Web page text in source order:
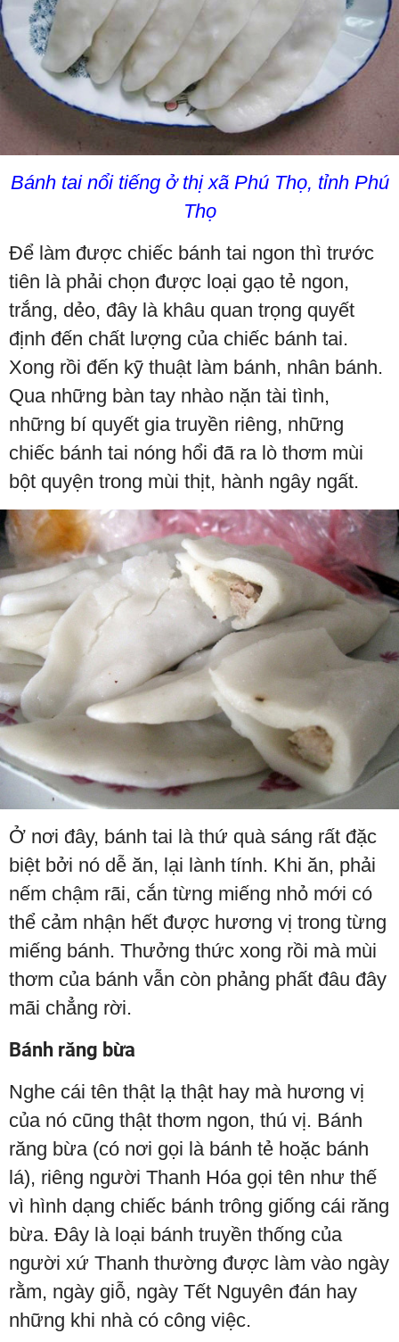
Bánh tai nổi tiếng ở thị xã Phú Thọ, tỉnh Phú
Thọ
Để làm được chiếc bánh tai ngon thì trước
tiên là phải chọn được loại gạo tẻ ngon,
trắng, dẻo, đây là khâu quan trọng quyết
định đến chất lượng của chiếc bánh tai.
Xong rồi đến kỹ thuật làm bánh, nhân bánh.
Qua những bàn tay nhào nặn tài tình,
những bí quyết gia truyền riêng, những
chiếc bánh tai nóng hổi đã ra lò thơm mùi
bột quyện trong mùi thịt, hành ngây ngất.
Ở nơi đây, bánh tai là thứ quà sáng rất đặc
biệt bởi nó dễ ăn, lại lành tính. Khi ăn, phải
nếm chậm rãi, cắn từng miếng nhỏ mới có
thể cảm nhận hết được hương vị trong từng
miếng bánh. Thưởng thức xong rồi mà mùi
thơm của bánh vẫn còn phảng phất đâu đây
mãi chẳng rời.
Bánh răng bừa
Nghe cái tên thật lạ thật hay mà hương vị
của nó cũng thật thơm ngon, thú vị. Bánh
răng bừa (có nơi gọi là bánh tẻ hoặc bánh
lá), riêng người Thanh Hóa gọi tên như thế
vì hình dạng chiếc bánh trông giống cái răng
bừa. Đây là loại bánh truyền thống của
người xứ Thanh thường được làm vào ngày
rằm, ngày giỗ, ngày Tết Nguyên đán hay
những khi nhà có công việc.